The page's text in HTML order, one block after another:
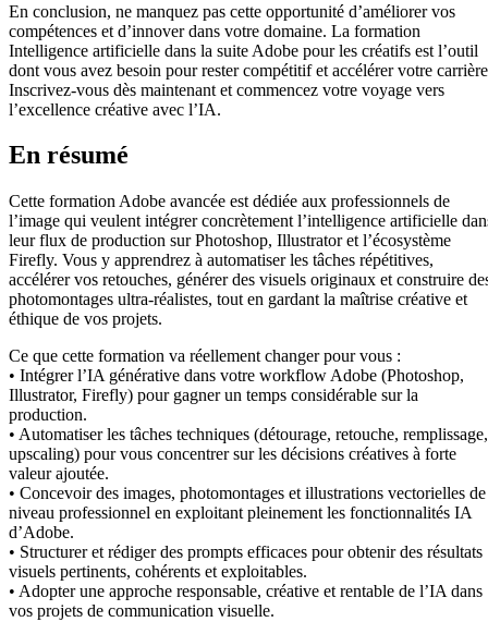
En conclusion, ne manquez pas cette opportunité d’améliorer vos
compétences et d’innover dans votre domaine. La formation
Intelligence artificielle dans la suite Adobe pour les créatifs est l’outil
dont vous avez besoin pour rester compétitif et accélérer votre
Inscrivez-vous dès maintenant et commencez votre voyage vers
l’excellence créative avec l’IA.
En résumé
Cette formation Adobe avancée est dédiée aux professionnels de
l’image qui veulent intégrer concrètement l’intelligence artificielle
leur flux de production sur Photoshop, Illustrator et l’écosystème
Firefly. Vous y apprendrez à automatiser les tâches répétitives,
accélérer vos retouches, générer des visuels originaux et construire
photomontages ultra-réalistes, tout en gardant la maîtrise créative et
éthique de vos projets.
Ce que cette formation va réellement changer pour vous :
• Intégrer l’IA générative dans votre workflow Adobe (Photoshop,
Illustrator, Firefly) pour gagner un temps considérable sur la
production.
• Automatiser les tâches techniques (détourage, retouche, remplissage,
upscaling) pour vous concentrer sur les décisions créatives à forte
valeur ajoutée.
• Concevoir des images, photomontages et illustrations vectorielles de
niveau professionnel en exploitant pleinement les fonctionnalités IA
d’Adobe.
• Structurer et rédiger des prompts efficaces pour obtenir des résultats
visuels pertinents, cohérents et exploitables.
• Adopter une approche responsable, créative et rentable de l’IA dans
vos projets de communication visuelle.